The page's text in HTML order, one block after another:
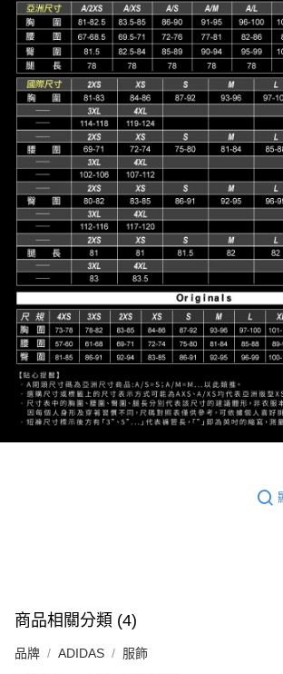
商品相關分類 (4)
品牌 ADIDAS 服飾